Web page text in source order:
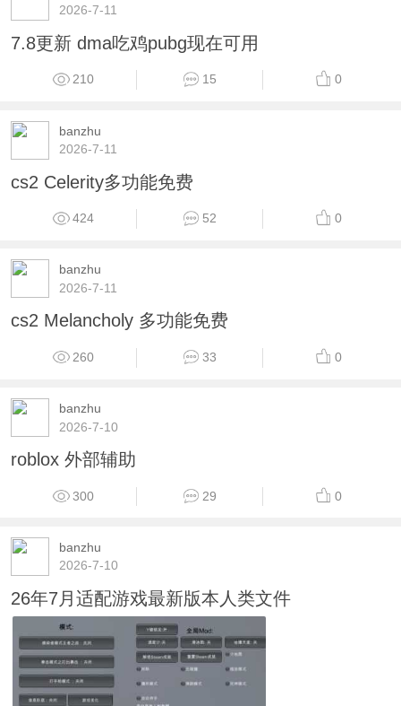
2026-7-11
7.8更新 dma吃鸡pubg现在可用
210 15 0
banzhu
2026-7-11
cs2 Celerity多功能免费
424 52 0
banzhu
2026-7-11
cs2 Melancholy 多功能免费
260 33 0
banzhu
2026-7-10
roblox 外部辅助
300 29 0
banzhu
2026-7-10
26年7月适配游戏最新版本人类文件